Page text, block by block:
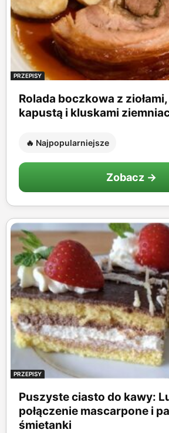
PRZEPISY
Rolada boczkowa z
kapustą i kluskami
🔥 Najpopularniejsze
Zobacz →
PRZEPISY
Puszyste ciasto do kawy:
połączenie mascarpone i
śmietanki